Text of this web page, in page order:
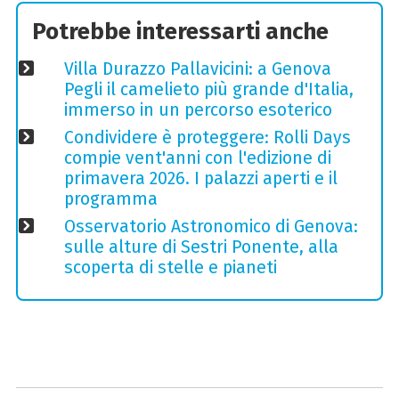
Potrebbe interessarti anche
Villa Durazzo Pallavicini: a Genova
Pegli il camelieto più grande d'Italia,
immerso in un percorso esoterico
Condividere è proteggere: Rolli Days
compie vent'anni con l'edizione di
primavera 2026. I palazzi aperti e il
programma
Osservatorio Astronomico di Genova:
sulle alture di Sestri Ponente, alla
scoperta di stelle e pianeti